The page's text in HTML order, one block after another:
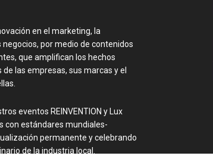
en el marketing, la
negocios, por medio de contenidos
que amplifican los hechos
las empresas, sus marcas y el
eventos REINVENTION y Lux
con estándares mundiales-
permanente y celebrando
de la industria local.